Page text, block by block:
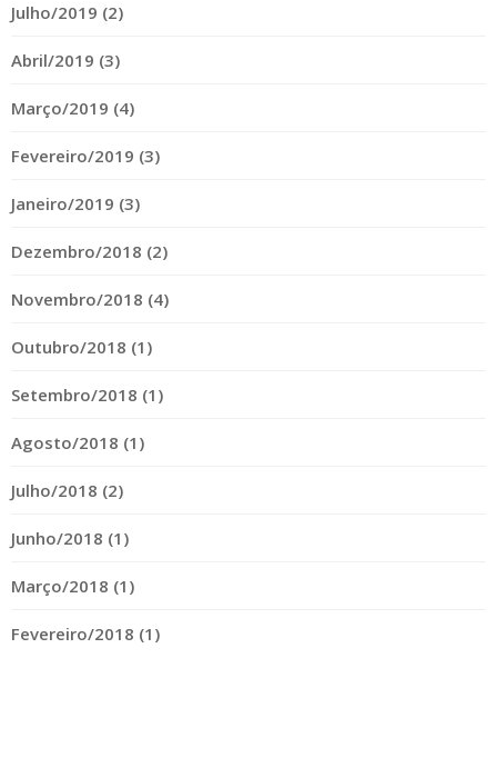
Julho/2019 (2)
Abril/2019 (3)
Março/2019 (4)
Fevereiro/2019 (3)
Janeiro/2019 (3)
Dezembro/2018 (2)
Novembro/2018 (4)
Outubro/2018 (1)
Setembro/2018 (1)
Agosto/2018 (1)
Julho/2018 (2)
Junho/2018 (1)
Março/2018 (1)
Fevereiro/2018 (1)